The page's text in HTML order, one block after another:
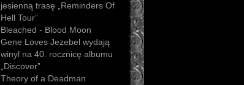
jesienną trasę „Reminders Of
Hell Tour”
Bleached - Blood Moon
Gene Loves Jezebel wydają
winyl na 40. rocznicę albumu
„Discover”
Theory of a Deadman